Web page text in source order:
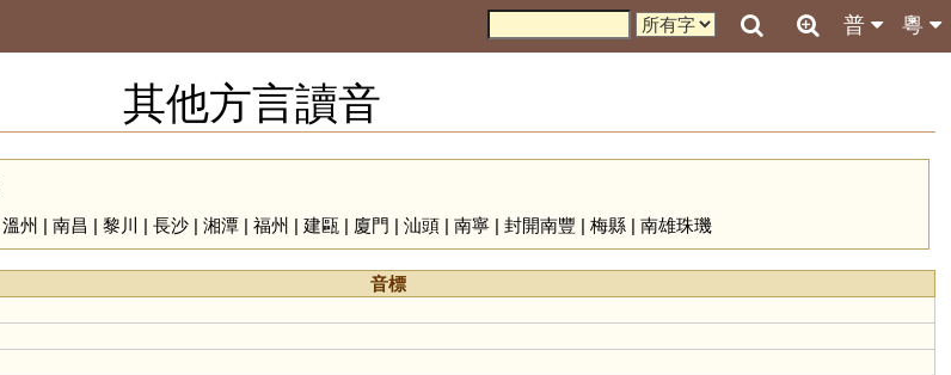
粵
普
其他方言讀音
溫州 | 南昌 | 黎川 | 長沙| 湘潭| 福州 | 建甌 | 廈門 | 汕頭| 南寧| 封開南豐 | 梅縣| 南雄珠璣
音標